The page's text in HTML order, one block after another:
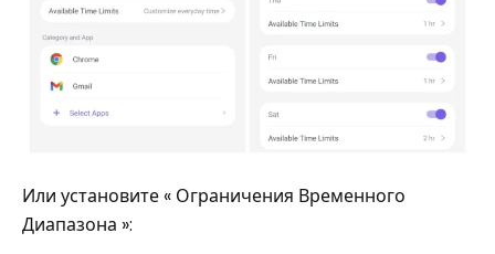
Или установите « Ограничения Временного
Диапазона »: